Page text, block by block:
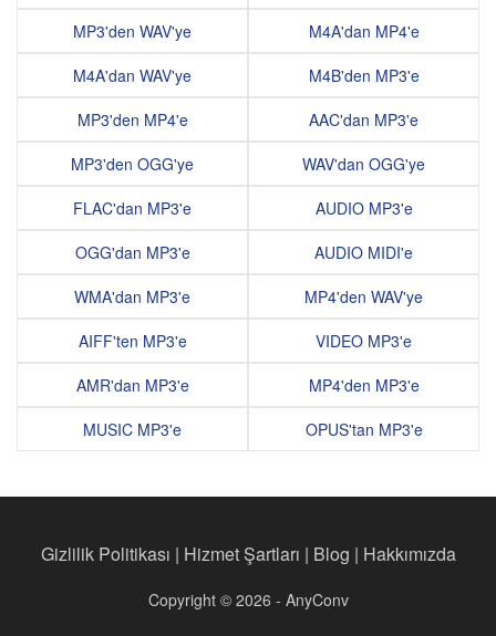
MP3'den WAV'ye
M4A'dan WAV'ye
MP3'den MP4'e
MP3'den OGG'ye
FLAC'dan MP3'e
OGG'dan MP3'e
WMA'dan MP3'e
AIFF'ten MP3'e
AMR'dan MP3'e
MUSIC MP3'e
M4A'dan MP4'e
M4B'den MP3'e
AAC'dan MP3'e
WAV'dan OGG'ye
AUDIO MP3'e
AUDIO MIDI'e
MP4'den WAV'ye
VIDEO MP3'e
MP4'den MP3'e
OPUS'tan MP3'e
Gizlilik Politikası | Hizmet Şartları | Blog | Hakkımızda
Copyright © 2026 - AnyConv